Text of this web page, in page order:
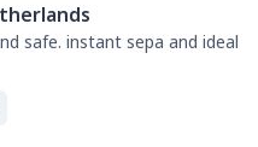
safe. instant sepa and ideal